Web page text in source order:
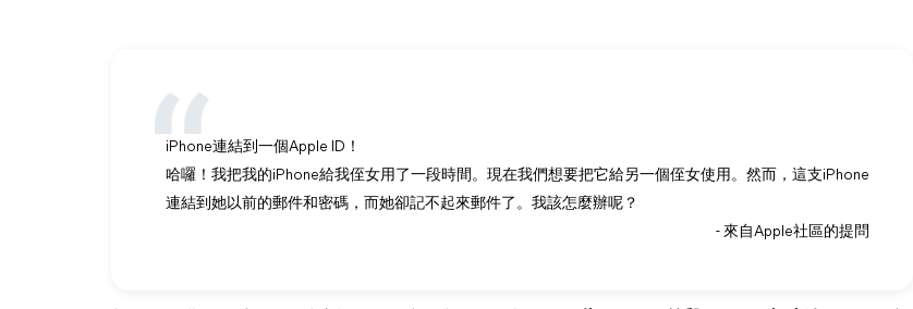
iPhone連結到一個Apple ID！
哈囉！我把我的iPhone給我侄女用了一段時間。現在我們想要把它給另一個侄女使用。然而，這支iPhone
連結到她以前的郵件和密碼，而她卻記不起來郵件了。我該怎麼辦呢？
- 來自Apple社區的提問